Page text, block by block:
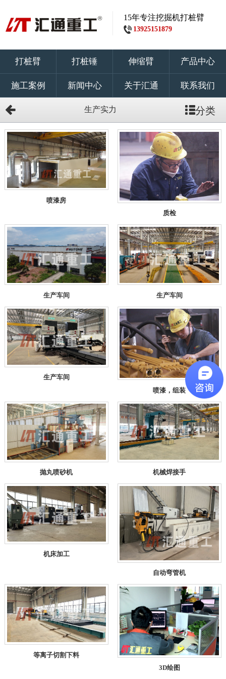
15年专注挖掘机打桩臂
13925151879
打桩臂 打桩锤 伸缩臂 产品中心
施工案例 新闻中心 关于汇通 联系我们
生产实力 分类
喷漆房
质检
生产车间 生产车间
生产车间
喷漆，组装
抛丸喷砂机 机械焊接手
机床加工
自动弯管机
等离子切割下料
3D绘图